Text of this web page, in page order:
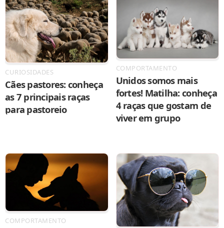
CURIOSIDADES
Cães pastores: conheça
as 7 principais raças
para pastoreio
COMPORTAMENTO
Unidos somos mais
fortes! Matilha: conheça
4 raças que gostam de
viver em grupo
COMPORTAMENTO